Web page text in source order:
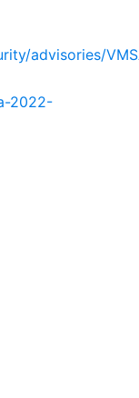
advisories/
2022-